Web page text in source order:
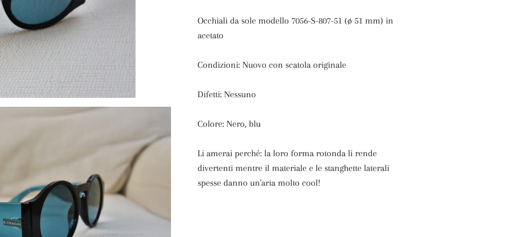
Occhiali da sole modello 7056-S-807-51 (ø 51 mm) in
acetato
Condizioni: Nuovo con scatola originale
Difetti: Nessuno
Colore: Nero, blu
Li amerai perché: la loro forma rotonda li rende
divertenti mentre il materiale e le stanghette laterali
spesse danno un'aria molto cool!